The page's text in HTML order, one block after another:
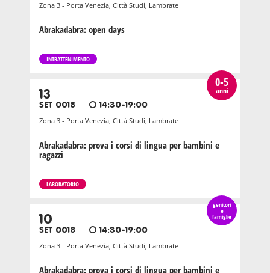
Zona 3 - Porta Venezia, Città Studi, Lambrate
Abrakadabra: open days
INTRATTENIMENTO
0-5
anni
13
SET 0018 14:30-19:00
Zona 3 - Porta Venezia, Città Studi, Lambrate
Abrakadabra: prova i corsi di lingua per bambini e
ragazzi
LABORATORIO
genitori
e
famiglie
10
SET 0018 14:30-19:00
Zona 3 - Porta Venezia, Città Studi, Lambrate
Abrakadabra: prova i corsi di lingua per bambini e